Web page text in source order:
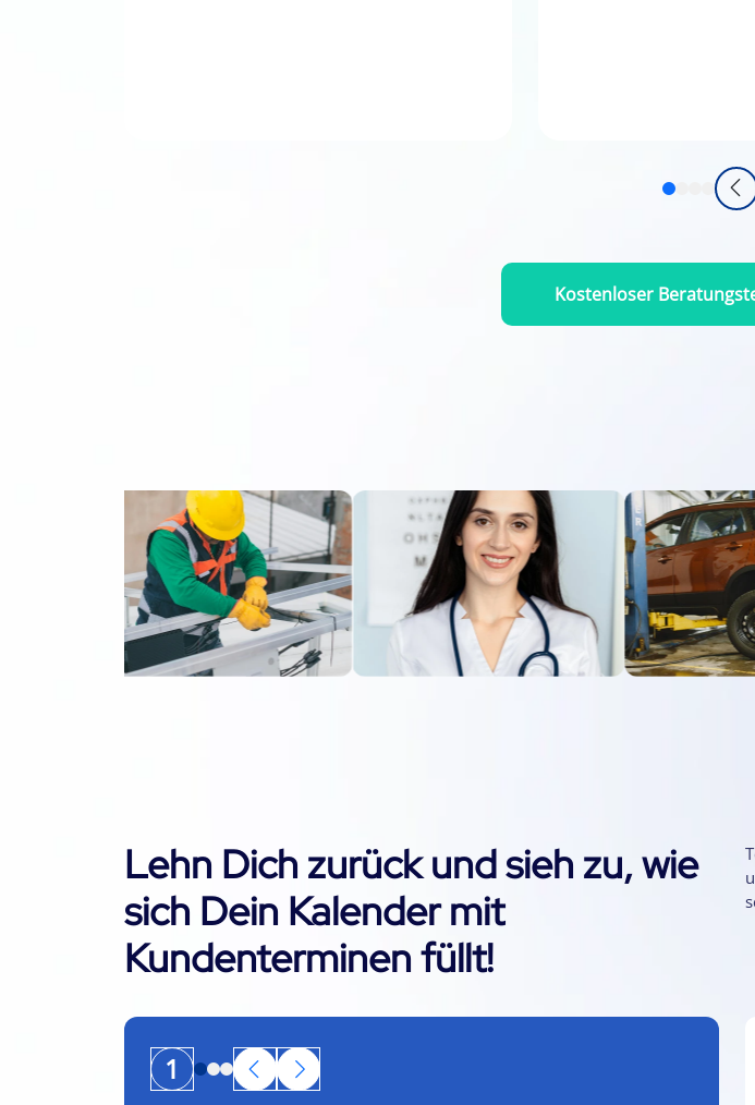
Kostenloser
Lehn Dich zurück und sieh zu, wie
sich Dein Kalender mit
Kundenterminen füllt!
1